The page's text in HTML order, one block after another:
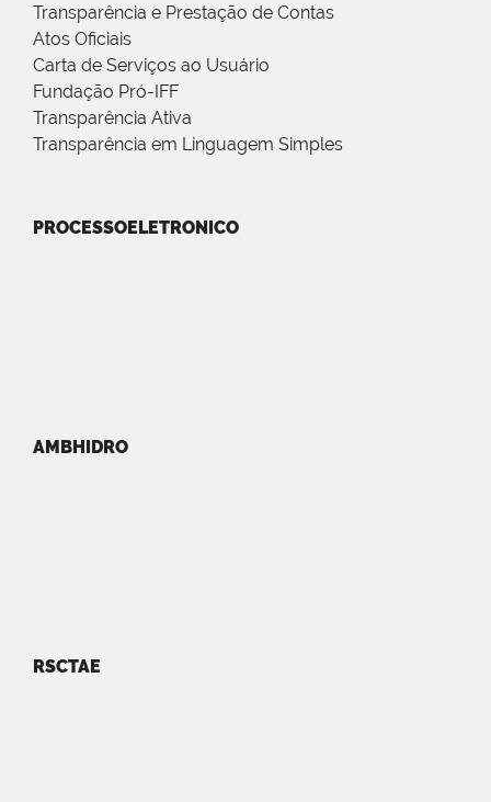
Transparência e Prestação de Contas
Atos Oficiais
Carta de Serviços ao Usuário
Fundação Pró-IFF
Transparência Ativa
Transparência em Linguagem Simples
PROCESSOELETRONICO
AMBHIDRO
RSCTAE